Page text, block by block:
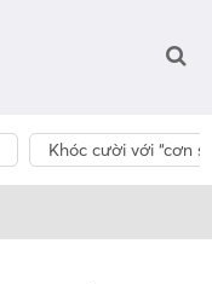
Khóc cười với “cơn